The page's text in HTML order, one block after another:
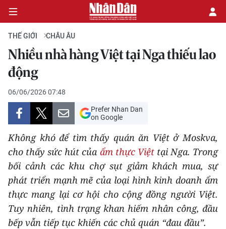
CHÍNH TRỊ
KINH TẾ
VĂN HÓA
XÃ HỘI
PHÁP LUẬT
DU LỊCH
THẾ GIỚI
THẾ GIỚI CHÂU ÂU
Nhiều nhà hàng Việt tại Nga thiếu lao
động
06/06/2026 07:48
Prefer Nhan Dan
on Google
Không khó để tìm thấy quán ăn Việt ở Moskva,
cho thấy sức hút của ẩm thực Việttại Nga. Trong
bối cảnh các khu chợ sụt giảm khách mua, sự
phát triển mạnh mẽ của loại hình kinh doanh ẩm
thực mang lại cơ hội cho cộng đồng người Việt.
Tuy nhiên, tình trạng khan hiếm nhân công, đầu
bếp vẫn tiếp tục khiến các chủ quán “đau đầu”.